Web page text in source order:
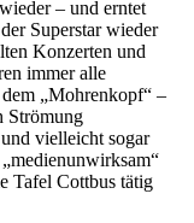
– und erntet
Superstar wieder
Konzerten und
immer alle
„Mohrenkopf“ –
Strömung
vielleicht sogar
Tafel Cottbus tätig